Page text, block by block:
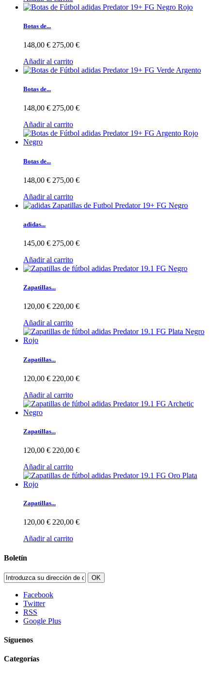
Botas de...
148,00 € 275,00 €
Añadir al carrito
Botas de...
148,00 € 275,00 €
Añadir al carrito
Botas de...
148,00 € 275,00 €
Añadir al carrito
adidas...
145,00 € 275,00 €
Añadir al carrito
Zapatillas...
120,00 € 220,00 €
Añadir al carrito
Zapatillas...
120,00 € 220,00 €
Añadir al carrito
Zapatillas...
120,00 € 220,00 €
Añadir al carrito
Zapatillas...
120,00 € 220,00 €
Añadir al carrito
Boletín
OK
Facebook
Twitter
RSS
Google Plus
Síguenos
Categorías